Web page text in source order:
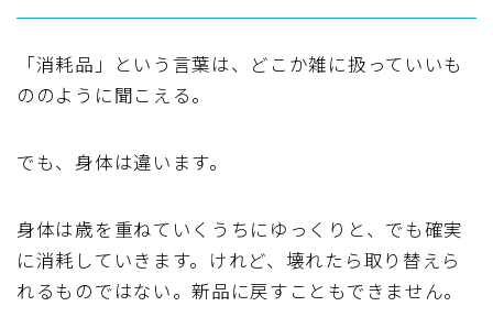
「消耗品」という言葉は、どこか雑に扱っていいも
ののように聞こえる。
でも、身体は違います。
身体は歳を重ねていくうちにゆっくりと、でも確実
に消耗していきます。けれど、壊れたら取り替えら
れるものではない。新品に戻すこともできません。